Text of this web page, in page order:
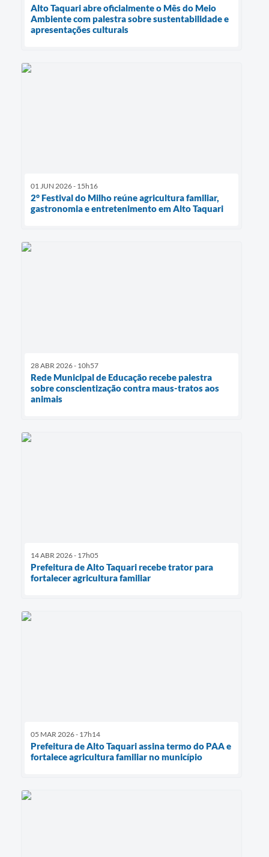
Alto Taquari abre oficialmente o Mês do Meio
Ambiente com palestra sobre sustentabilidade e
apresentações culturais
01 JUN 2026 - 15h16
2° Festival do Milho reúne agricultura familiar,
gastronomia e entretenimento em Alto Taquari
28 ABR 2026 - 10h57
Rede Municipal de Educação recebe palestra
sobre conscientização contra maus-tratos aos
animais
14 ABR 2026 - 17h05
Prefeitura de Alto Taquari recebe trator para
fortalecer agricultura familiar
05 MAR 2026 - 17h14
Prefeitura de Alto Taquari assina termo do PAA e
fortalece agricultura familiar no município